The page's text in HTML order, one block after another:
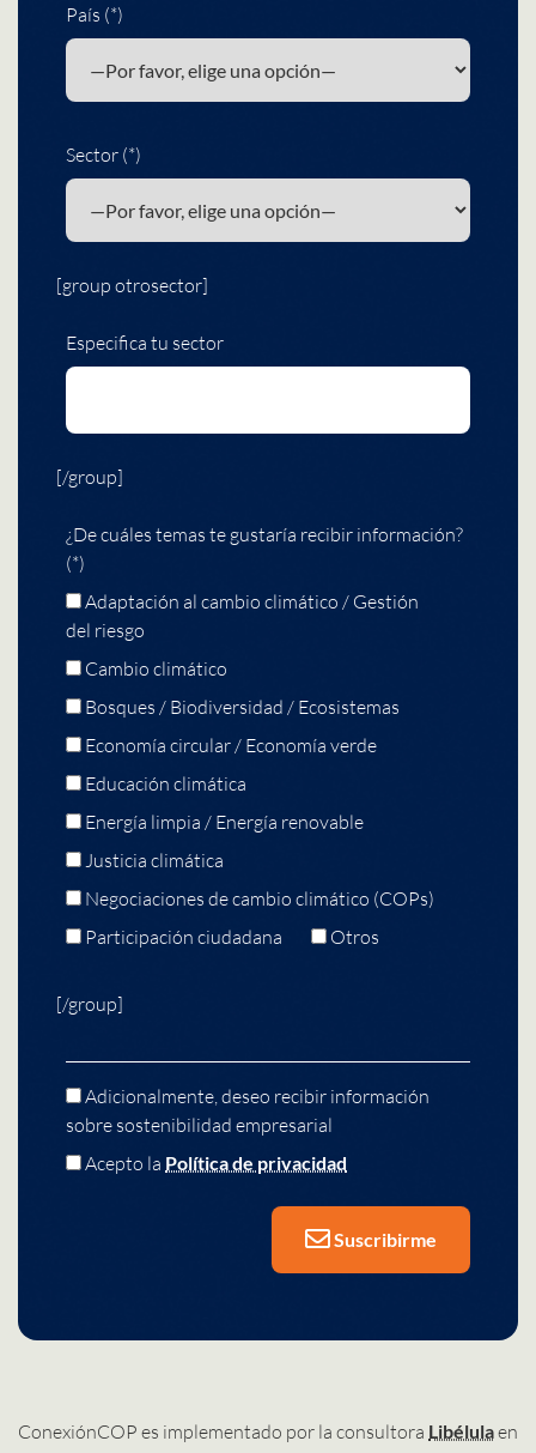
País (*)
Sector (*)
[group otrosector]
Especifica tu sector
[/group]
¿De cuáles temas te gustaría recibir información?
(*)
Adaptación al cambio climático / Gestión
del riesgo
Cambio climático
Bosques / Biodiversidad / Ecosistemas
Economía circular / Economía verde
Educación climática
Energía limpia / Energía renovable
Justicia climática
Negociaciones de cambio climático (COPs)
Participación ciudadana
Otros
[/group]
Adicionalmente, deseo recibir información
sobre sostenibilidad empresarial
Acepto la Política de privacidad
Suscribirme
ConexiónCOP es implementado por la consultora Libélulaen